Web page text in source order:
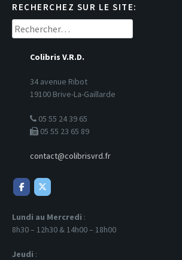
RECHERCHEZ SUR LE SITE:
Rechercher :
Colibris V.R.D.
34 avenue Ribot
19100 Brive-La-Gaillarde
05 55 24 39 65
05 55 23 65 89
contact@colibrisvrd.fr
Lundi au Mercredi :
8h30 – 12h30 & 14h00 – 18h00
Jeudi :